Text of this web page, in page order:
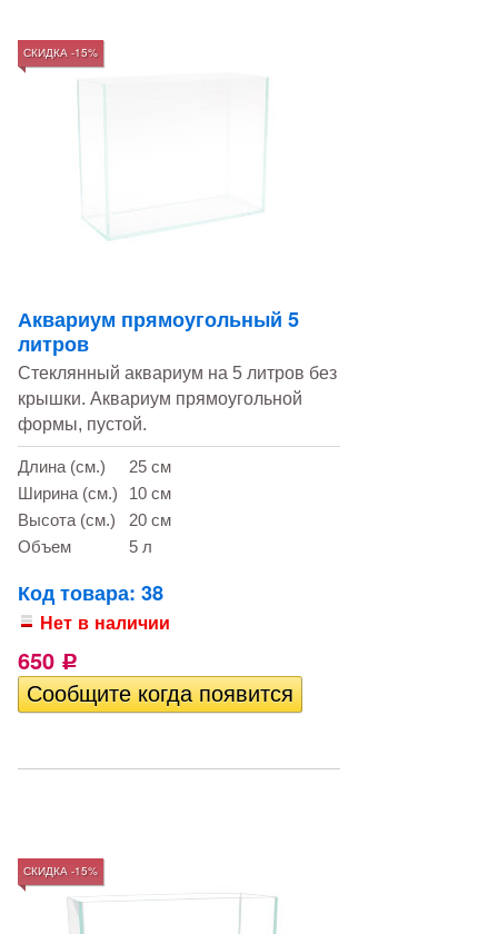
СКИДКА -15%
Аквариум прямоугольный 5
литров
Стеклянный аквариум на 5 литров без
крышки. Аквариум прямоугольной
формы, пустой.
Длина (см.)
25 см
Ширина (см.)
10 см
Высота (см.)
20 см
Объем
5 л
Код товара: 38
Нет в наличии
650 Р
СКИДКА -15%